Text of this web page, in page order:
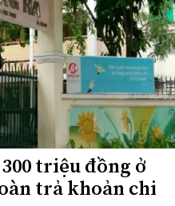
triệu đồng ở
trả khoản chi